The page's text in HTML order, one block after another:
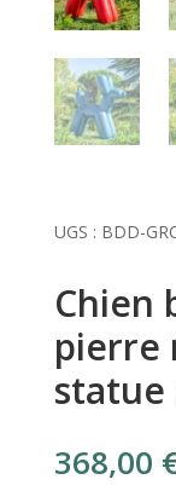
UGS : BDD-
Chien
pierre
statue
368,00